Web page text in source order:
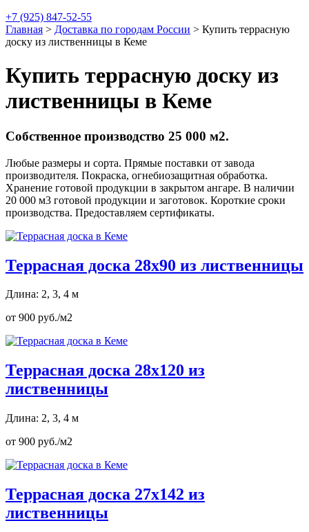
+7 (925) 847-52-55
Главная > Доставка по городам России > Купить террасную
доску из лиственницы в Кеме
Купить террасную доску из
лиственницы в Кеме
Собственное производство 25 000 м2.
Любые размеры и сорта. Прямые поставки от завода
производителя. Покраска, огнебиозащитная обработка.
Хранение готовой продукции в закрытом ангаре. В наличии
20 000 м3 готовой продукции и заготовок. Короткие сроки
производства. Предоставляем сертификаты.
Террасная доска 28х90 из лиственницы
Длина: 2, 3, 4 м
от 900 руб./м2
Террасная доска 28х120 из
лиственницы
Длина: 2, 3, 4 м
от 900 руб./м2
Террасная доска 27х142 из
лиственницы